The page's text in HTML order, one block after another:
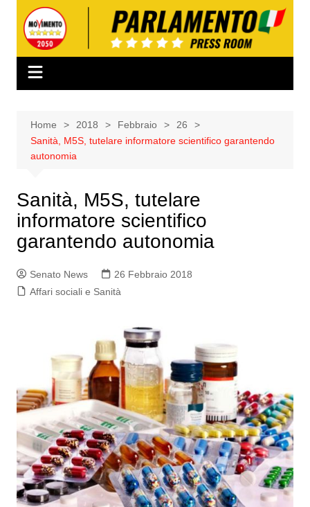
contenuto
Home 2018 Febbraio
26
Sanità, M5S, tutelare informatore scientifico garantendo
autonomia
Sanità, M5S, tutelare
informatore scientifico
garantendo autonomia
Senato News
26 Febbraio 2018
Affari sociali e Sanità